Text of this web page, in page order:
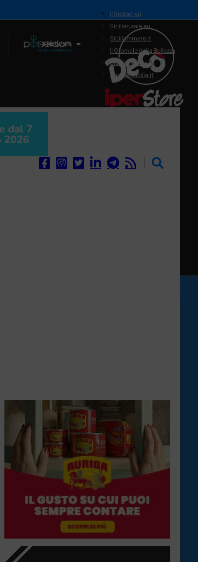
Il Network
il SiciliaTivù
Siciliarurale.eu
Siciliammare.it
Il Giornale della Bellezza
Siciliamedica.it
Sanitainsicilia.it